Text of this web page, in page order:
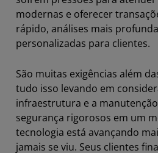
modernas e oferecer
rápido, análises mais
personalizadas para clientes.
São muitas exigências além
tudo isso levando em
infraestrutura e a
segurança rigorosos em um
tecnologia está avançando
jamais se viu. Seus clientes